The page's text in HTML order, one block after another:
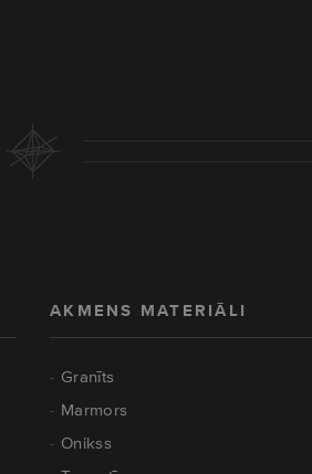
AKMENS MATERIĀLI
Granīts
Marmors
Onikss